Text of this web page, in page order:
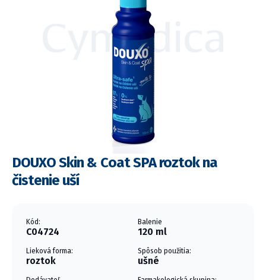
DOUXO Skin & Coat SPA roztok na
čistenie uší
Kód:
C04724
Balenie
120 ml
Lieková forma:
roztok
Spôsob použitia:
ušné